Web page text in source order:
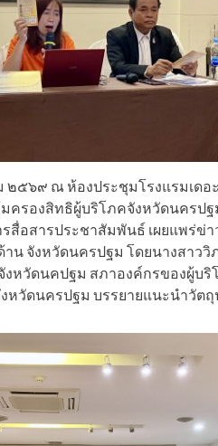
๕๖๙ ณ ห้องประชุมโรงแรมเดอ
มครองสิทธิผู้บริโภคจังหวัดนครป
สื่อสารประชาสัมพันธ์ เผยแพร่ข่า
น จังหวัดนครปฐม โดยนางสาว
งหวัดนคปฐม สภาองค์กรของผู้บริ
หวัดนครปฐม บรรยายแนะนำวัตถุ